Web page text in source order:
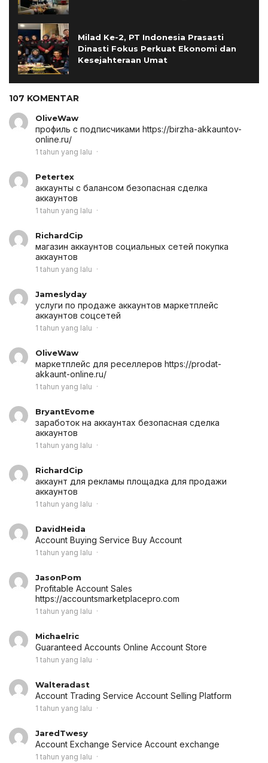
Milad Ke-2, PT Indonesia Prasasti
Dinasti Fokus Perkuat Ekonomi dan
Kesejahteraan Umat
107 KOMENTAR
OliveWaw
профиль с подписчиками https://birzha-akkauntov-
online.ru/
1 tahun yang lalu
Petertex
аккаунты с балансом безопасная сделка
аккаунтов
1 tahun yang lalu
RichardCip
магазин аккаунтов социальных сетей покупка
аккаунтов
1 tahun yang lalu
Jameslyday
услуги по продаже аккаунтов маркетплейс
аккаунтов соцсетей
1 tahun yang lalu
OliveWaw
маркетплейс для реселлеров https://prodat-
akkaunt-online.ru/
1 tahun yang lalu
BryantEvome
заработок на аккаунтах безопасная сделка
аккаунтов
1 tahun yang lalu
RichardCip
аккаунт для рекламы площадка для продажи
аккаунтов
1 tahun yang lalu
DavidHeida
Account Buying Service Buy Account
1 tahun yang lalu
JasonPom
Profitable Account Sales
https://accountsmarketplacepro.com
1 tahun yang lalu
Michaelric
Guaranteed Accounts Online Account Store
1 tahun yang lalu
Walteradast
Account Trading Service Account Selling Platform
1 tahun yang lalu
JaredTwesy
Account Exchange Service Account exchange
1 tahun yang lalu